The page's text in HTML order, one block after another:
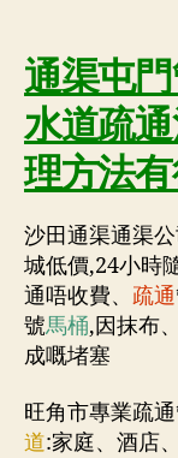
通渠屯
水道疏
理方法
沙田通渠通渠公
城低價,24小時
通唔收費、 疏通
號馬桶,因抹布
成嘅堵塞
旺角市專業疏
道:家庭、酒店